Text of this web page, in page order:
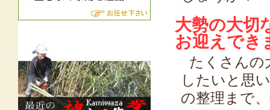
大勢の大切
お迎えでき
たくさんの
したいと思
の整理まで